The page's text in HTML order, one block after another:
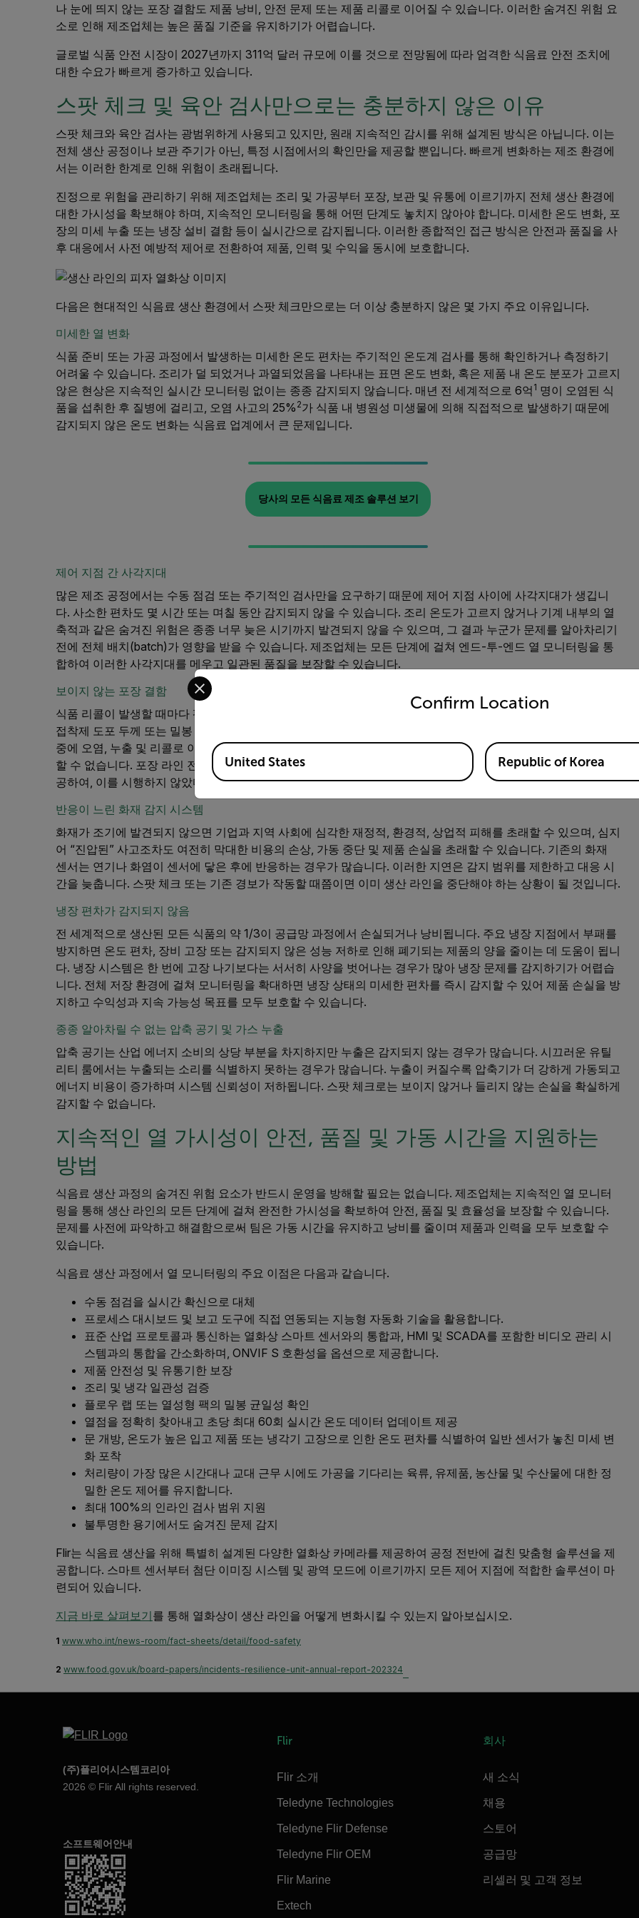
나 눈에 띄지 않는 포장 결함도 제품 낭비, 안전 문제 또는 제품 리콜로 이어질 수 있습니다. 이러한 숨겨진 위험 요
소로 인해 제조업체는 높은 품질 기준을 유지하기가 어렵습니다.
글로벌 식품 안전 시장이 2027년까지 311억 달러 규모에 이를 것으로 전망됨에 따라 엄격한 식음료 안전 조치에
대한 수요가 빠르게 증가하고 있습니다.
스팟 체크 및 육안 검사만으로는 충분하지 않은 이유
스팟 체크와 육안 검사는 광범위하게 사용되고 있지만, 원래 지속적인 감시를 위해 설계된 방식은 아닙니다. 이는
전체 생산 공정이나 보관 주기가 아닌, 특정 시점에서의 확인만을 제공할 뿐입니다. 빠르게 변화하는 제조 환경에
서는 이러한 한계로 인해 위험이 초래됩니다.
진정으로 위험을 관리하기 위해 제조업체는 조리 및 가공부터 포장, 보관 및 유통에 이르기까지 전체 생산 환경에
대한 가시성을 확보해야 하며, 지속적인 모니터링을 통해 어떤 단계도 놓치지 않아야 합니다. 미세한 온도 변화, 포
장의 미세 누출 또는 냉장 설비 결함 등이 실시간으로 감지됩니다. 이러한 종합적인 접근 방식은 안전과 품질을 사
후 대응에서 사전 예방적 제어로 전환하여 제품, 인력 및 수익을 동시에 보호합니다.
다음은 현대적인 식음료 생산 환경에서 스팟 체크만으로는 더 이상 충분하지 않은 몇 가지 주요 이유입니다.
미세한 열 변화
식품 준비 또는 가공 과정에서 발생하는 미세한 온도 편차는 주기적인 온도계 검사를 통해 확인하거나 측정하기
어려울 수 있습니다. 조리가 덜 되었거나 과열되었음을 나타내는 표면 온도 변화, 혹은 제품 내 온도 분포가 고르지
않은 현상은 지속적인 실시간 모니터링 없이는 종종 감지되지 않습니다. 매년 전 세계적으로 6억 1 명이 오염된 식
품을 섭취한 후 질병에 걸리고, 오염 사고의 25% 2가 식품 내 병원성 미생물에 의해 직접적으로 발생하기 때문에
감지되지 않은 온도 변화는 식음료 업계에서 큰 문제입니다.
당사의 모든 식음료 제조 솔루션 보기
제어 지점 간 사각지대
많은 제조 공정에서는 수동 점검 또는 주기적인 검사만을 요구하기 때문에 제어 지점 사이에 사각지대가 생깁니
다. 사소한 편차도 몇 시간 또는 며칠 동안 감지되지 않을 수 있습니다. 조리 온도가 고르지 않거나 기계 내부의 열
축적과 같은 숨겨진 위험은 종종 너무 늦은 시기까지 발견되지 않을 수 있으며, 그 결과 누군가 문제를 알아차리기
전에 전체 배치(batch)가 영향을 받을 수 있습니다. 제조업체는 모든 단계에 걸쳐 엔드-투-엔드 열 모니터링을 통
합하여 이러한 사각지대를 메우고 일관된 품질을 보장할 수 있습니다.
보이지 않는 포장 결함
식품 리콜이 발생할 때마다 평균적으로 약 1,000만 달러의 직접 비용이 발생합니다. 접착제 틈새, 균일하지 않은
접착제 도포 두께 또는 밀봉 불량 등은 육안 검사에서 발견하지 못할 수 있습니다. 그러나 이러한 사소한 결함이 나
중에 오염, 누출 및 리콜로 이어질 수 있습니다. 스팟 체크는 생산 속도에 맞춰 모든 제품의 모든 밀봉 상태를 확인
할 수 없습니다. 포장 라인 전체에 대한 지속적인 열 검사는 밀봉 무결성과 충전 정확도에 대한 완전한 가시성을 제
공하여, 이를 시행하지 않았다면 유통 후까지 눈에 띄지 않았을 결함을 포착합니다.
반응이 느린 화재 감지 시스템
화재가 조기에 발견되지 않으면 기업과 지역 사회에 심각한 재정적, 환경적, 상업적 피해를 초래할 수 있으며, 심지
어 “진압된” 사고조차도 여전히 막대한 비용의 손상, 가동 중단 및 제품 손실을 초래할 수 있습니다. 기존의 화재
센서는 연기나 화염이 센서에 닿은 후에 반응하는 경우가 많습니다. 이러한 지연은 감지 범위를 제한하고 대응 시
간을 늦춥니다. 스팟 체크 또는 기존 경보가 작동할 때쯤이면 이미 생산 라인을 중단해야 하는 상황이 될 것입니다.
냉장 편차가 감지되지 않음
전 세계적으로 생산된 모든 식품의 약 1/3이 공급망 과정에서 손실되거나 낭비됩니다. 주요 냉장 지점에서 부패를
방지하면 온도 편차, 장비 고장 또는 감지되지 않은 성능 저하로 인해 폐기되는 제품의 양을 줄이는 데 도움이 됩니
다. 냉장 시스템은 한 번에 고장 나기보다는 서서히 사양을 벗어나는 경우가 많아 냉장 문제를 감지하기가 어렵습
니다. 전체 저장 환경에 걸쳐 모니터링을 확대하면 냉장 상태의 미세한 편차를 즉시 감지할 수 있어 제품 손실을 방
지하고 수익성과 지속 가능성 목표를 모두 보호할 수 있습니다.
종종 알아차릴 수 없는 압축 공기 및 가스 누출
압축 공기는 산업 에너지 소비의 상당 부분을 차지하지만 누출은 감지되지 않는 경우가 많습니다. 시끄러운 유틸
리티 룸에서는 누출되는 소리를 식별하지 못하는 경우가 많습니다. 누출이 커질수록 압축기가 더 강하게 가동되고
에너지 비용이 증가하며 시스템 신뢰성이 저하됩니다. 스팟 체크로는 보이지 않거나 들리지 않는 손실을 확실하게
감지할 수 없습니다.
지속적인 열 가시성이 안전, 품질 및 가동 시간을 지원하는
방법
식음료 생산 과정의 숨겨진 위험 요소가 반드시 운영을 방해할 필요는 없습니다. 제조업체는 지속적인 열 모니터
링을 통해 생산 라인의 모든 단계에 걸쳐 완전한 가시성을 확보하여 안전, 품질 및 효율성을 보장할 수 있습니다.
문제를 사전에 파악하고 해결함으로써 팀은 가동 시간을 유지하고 낭비를 줄이며 제품과 인력을 모두 보호할 수
있습니다.
식음료 생산 과정에서 열 모니터링의 주요 이점은 다음과 같습니다.
수동 점검을 실시간 확신으로 대체
프로세스 대시보드 및 보고 도구에 직접 연동되는 지능형 자동화 기술을 활용합니다.
표준 산업 프로토콜과 통신하는 열화상 스마트 센서와의 통합과, HMI 및 SCADA를 포함한 비디오 관리 시
스템과의 통합을 간소화하며, ONVIF S 호환성을 옵션으로 제공합니다.
제품 안전성 및 유통기한 보장
조리 및 냉각 일관성 검증
플로우 랩 또는 열성형 팩의 밀봉 균일성 확인
열점을 정확히 찾아내고 초당 최대 60회 실시간 온도 데이터 업데이트 제공
문 개방, 온도가 높은 입고 제품 또는 냉각기 고장으로 인한 온도 편차를 식별하여 일반 센서가 놓친 미세 변
화 포착
처리량이 가장 많은 시간대나 교대 근무 시에도 가공을 기다리는 육류, 유제품, 농산물 및 수산물에 대한 정
밀한 온도 제어를 유지합니다.
최대 100%의 인라인 검사 범위 지원
불투명한 용기에서도 숨겨진 문제 감지
Flir는 식음료 생산을 위해 특별히 설계된 다양한 열화상 카메라를 제공하여 공정 전반에 걸친 맞춤형 솔루션을 제
공합니다. 스마트 센서부터 첨단 이미징 시스템 및 광역 모드에 이르기까지 모든 제어 지점에 적합한 솔루션이 마
련되어 있습니다.
지금 바로 살펴보기를 통해 열화상이 생산 라인을 어떻게 변화시킬 수 있는지 알아보십시오.
1 www.who.int/news-room/fact-sheets/detail/food-safety
2 www.food.gov.uk/board-papers/incidents-resilience-unit-annual-report-202324
(주)플리어시스템코리아
2026 © Flir All rights reserved.
소프트웨어안내
Flir
Flir 소개
Teledyne Technologies
Teledyne Flir Defense
Teledyne Flir OEM
Flir Marine
Extech
회사
새 소식
채용
스토어
공급망
리셀러 및 고객 정보
Confirm Location
Select your preferred country and language from the options below to access the
Available Locations
United States Republic of Korea